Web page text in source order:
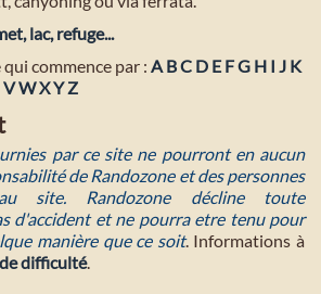
lac, refuge...
commence par : A BC D E FG H I J K
VWXYZ
par ce site ne pourront en aucun
de Randozone et des personnes
site. Randozone décline toute
d'accident et ne pourra etre tenu pour
manière que ce soit. Informations à
difficulté.